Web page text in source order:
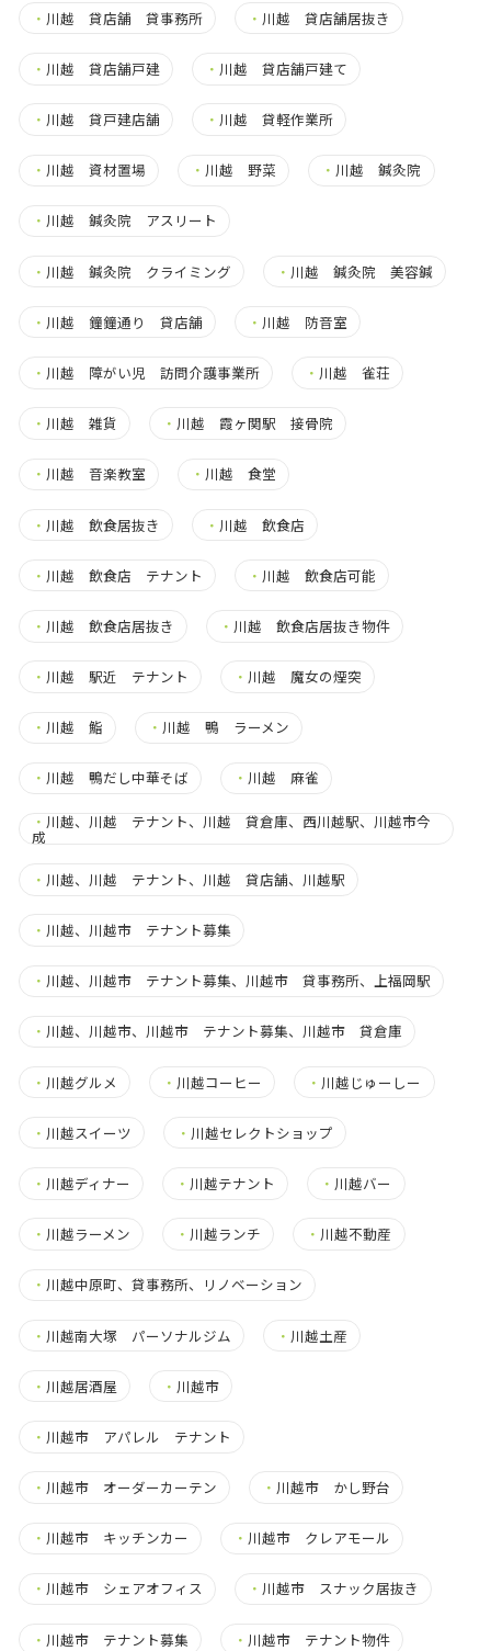
・ 川越 貸店舗 貸事務所 ・ 川越 貸店舗居抜き
・ 川越 貸店舗戸建 ・ 川越 貸店舗戸建て
・ 川越 貸戸建店舗 ・ 川越 貸軽作業所
・ 川越 資材置場 ・ 川越 野菜 ・ 川越 鍼灸院
・ 川越 鍼灸院 アスリート
・ 川越 鍼灸院 クライミング ・ 川越 鍼灸院 美容鍼
・ 川越 鐘鐘通り 貸店舗 ・ 川越 防音室
・ 川越 障がい児 訪問介護事業所 ・ 川越 雀荘
・ 川越 雑貨 ・ 川越 霞ヶ関駅 接骨院
・ 川越 音楽教室 ・ 川越 食堂
・ 川越 飲食居抜き ・ 川越 飲食店
・ 川越 飲食店 テナント ・ 川越 飲食店可能
・ 川越 飲食店居抜き ・ 川越 飲食店居抜き物件
・ 川越 駅近 テナント ・ 川越 魔女の煙突
・ 川越 鮨 ・ 川越 鴨 ラーメン
・ 川越 鴨だし中華そば ・ 川越 麻雀
・ 川越、川越 テナント、川越 貸倉庫、西川越駅、川越市今
成
・ 川越、川越 テナント、川越 貸店舗、川越駅
・ 川越、川越市 テナント募集
・ 川越、川越市 テナント募集、川越市 貸事務所、上福岡駅
・ 川越、川越市、川越市 テナント募集、川越市 貸倉庫
・ 川越グルメ ・ 川越コーヒー ・ 川越じゅーしー
・ 川越スイーツ ・ 川越セレクトショップ
・ 川越ディナー ・ 川越テナント ・ 川越バー
・ 川越ラーメン ・ 川越ランチ ・ 川越不動産
・ 川越中原町、貸事務所、リノベーション
・ 川越南大塚 パーソナルジム ・ 川越土産
・ 川越居酒屋 ・ 川越市
・ 川越市 アパレル テナント
・ 川越市 オーダーカーテン ・ 川越市 かし野台
・ 川越市 キッチンカー ・ 川越市 クレアモール
・ 川越市 シェアオフィス ・ 川越市 スナック居抜き
・ 川越市 テナント募集 ・ 川越市 テナント物件